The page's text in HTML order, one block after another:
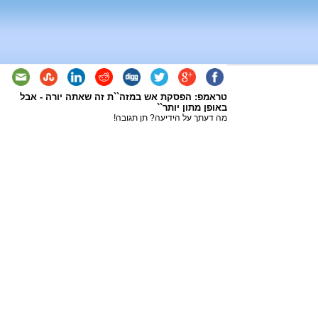
טראמפ: הפסקת אש במזה``ת זה שאתה יורה - אבל
באופן מתון יותר``
מה דעתך על הידיעה? תן תגובה!